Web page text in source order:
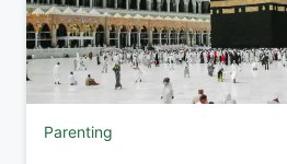
Parenting